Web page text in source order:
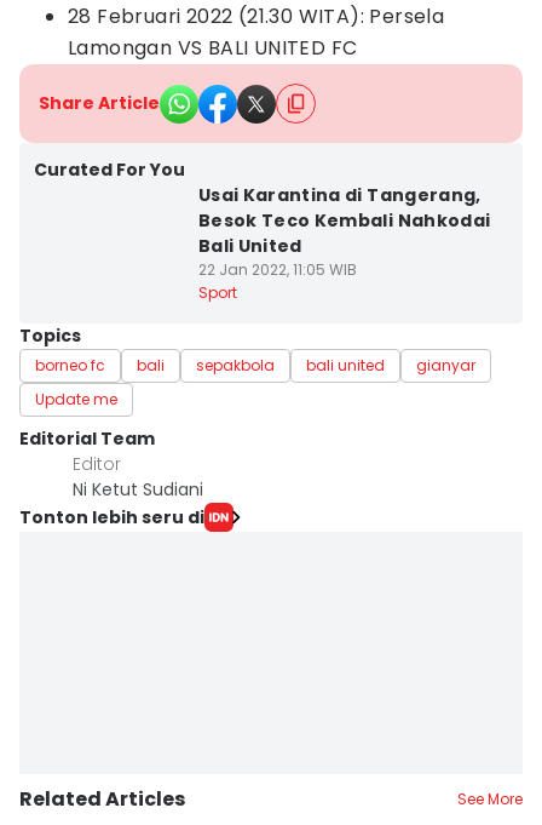
28 Februari 2022 (21.30 WITA): Persela
Lamongan VS BALI UNITED FC
Share Article
Curated For You
Usai Karantina di Tangerang,
Besok Teco Kembali Nahkodai
Bali United
22 Jan 2022, 11:05 WIB
Sport
Topics
borneo fc bali sepakbola bali united
gianyar
Update me
Editorial Team
Editor
Ni Ketut Sudiani
Tonton lebih seru di
Related Articles See More